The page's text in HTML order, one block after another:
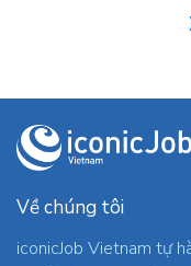
Về chúng tôi
iconicJob Vietnam tự